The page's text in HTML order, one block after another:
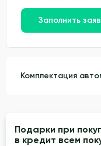
Заполнить
Комплектация
Подарки при
в кредит всем